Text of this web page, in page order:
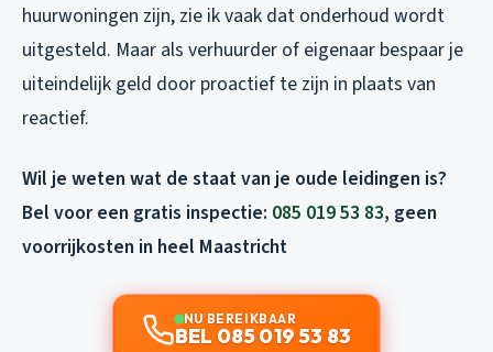
huurwoningen zijn, zie ik vaak dat onderhoud wordt
uitgesteld. Maar als verhuurder of eigenaar bespaar je
uiteindelijk geld door proactief te zijn in plaats van
reactief.
Wil je weten wat de staat van je oude leidingen is?
Bel voor een gratis inspectie: 085 019 53 83, geen
voorrijkosten in heel Maastricht
NU BEREIKBAAR
BEL 085 019 53 83